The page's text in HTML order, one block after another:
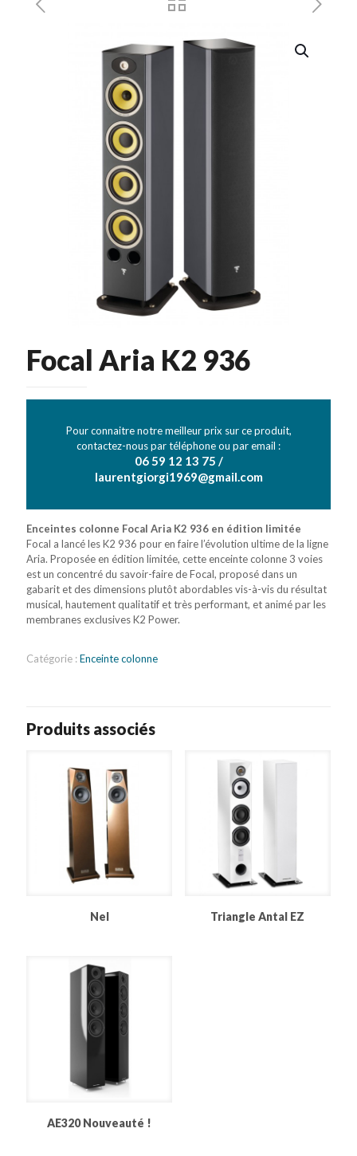
Focal Aria K2 936
Pour connaitre notre meilleur prix sur ce produit,
contactez-nous par téléphone ou par email :
06 59 12 13 75 /
laurentgiorgi1969@gmail.com
Enceintes colonne Focal Aria K2 936 en édition limitée
Focal a lancé les K2 936 pour en faire l’évolution ultime de la ligne
Aria. Proposée en édition limitée, cette enceinte colonne 3 voies
est un concentré du savoir-faire de Focal, proposé dans un
gabarit et des dimensions plutôt abordables vis-à-vis du résultat
musical, hautement qualitatif et très performant, et animé par les
membranes exclusives K2 Power.
Catégorie :Enceinte colonne
Produits associés
Nel Triangle Antal EZ
AE320 Nouveauté !